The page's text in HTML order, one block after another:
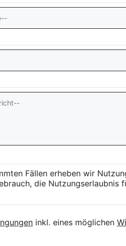
Fällen erheben wir
die Nutzungserlaubnis
inkl. eines möglichen